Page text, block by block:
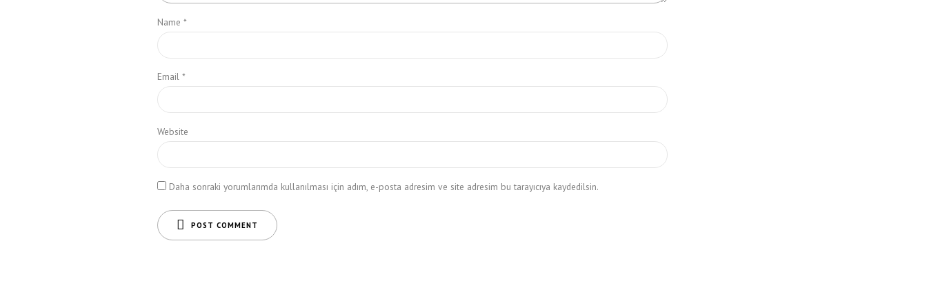
Name *
Email *
Website
Daha sonraki yorumlarımda kullanılması için adım, e-posta adresim ve site adresim bu tarayıcıya kaydedilsin.
POST COMMENT